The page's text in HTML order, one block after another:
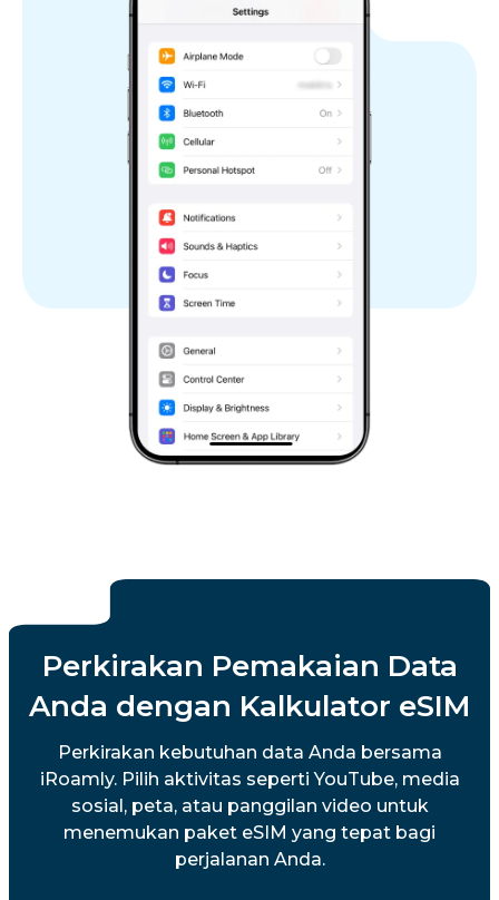
Perkirakan Pemakaian Data
Anda dengan Kalkulator eSIM
Perkirakan kebutuhan data Anda bersama
iRoamly. Pilih aktivitas seperti YouTube, media
sosial, peta, atau panggilan video untuk
menemukan paket eSIM yang tepat bagi
perjalanan Anda.